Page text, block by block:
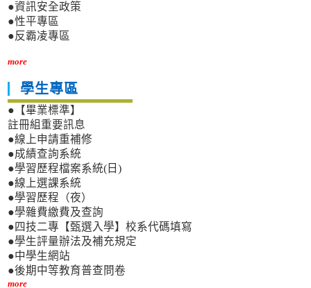
●資訊安全政策
●性平專區
●反霸凌專區
more
學生專區
●【畢業標準】
註冊組重要訊息
●線上申請重補修
●成績查詢系統
●學習歷程檔案系統(日)
●線上選課系統
●學習歷程（夜）
●學雜費繳費及查詢
●四技二專【甄選入學】校系代碼填寫
●學生評量辦法及補充規定
●中學生網站
●後期中等教育普查問卷
more